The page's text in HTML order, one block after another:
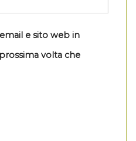
e sito web in
volta che